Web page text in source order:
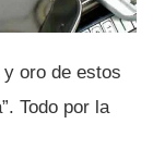
oro de estos
Todo por la